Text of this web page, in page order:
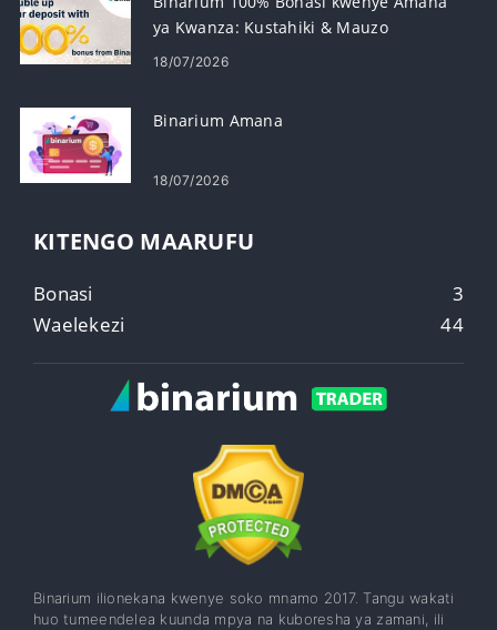
ya Kwanza: Kustahiki & Mauzo
18/07/2026
Binarium Amana
18/07/2026
KITENGO MAARUFU
Bonasi
3
Waelekezi
44
Binarium ilionekana kwenye soko mnamo 2017. Tangu wakati
huo tumeendelea kuunda mpya na kuboresha ya zamani, ili